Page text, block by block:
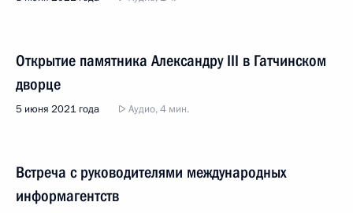
Открытие памятника Александру III в Гатчинском
дворце
5 июня 2021 года Аудио, 4 мин.
Встреча с руководителями международных
информагентств